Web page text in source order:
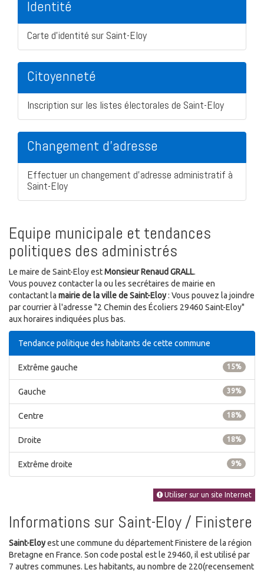
Identité
Carte d'identité sur Saint-Eloy
Citoyenneté
Inscription sur les listes électorales de Saint-Eloy
Changement d'adresse
Effectuer un changement d'adresse administratif à
Saint-Eloy
Equipe municipale et tendances
politiques des administrés
Le maire de Saint-Eloy estMonsieur Renaud GRALL.
Vous pouvez contacter la ou les secrétaires de mairie en
contactant la mairie de la ville de Saint-Eloy: Vous pouvez la joindre
par courrier à l'adresse "2 Chemin des Écoliers 29460 Saint-Eloy"
aux horaires indiquées plus bas.
Tendance politique des habitants de cette commune
15%
Extrême gauche
39%
Gauche
18%
Centre
18%
Droite
9%
Extrême droite
Utiliser sur un site Internet
Informations sur Saint-Eloy / Finistere
Saint-Eloyest une commune du département Finistere de la région
Bretagne en France. Son code postal est le 29460, il est utilisé par
7 autres communes. Les habitants, au nombre de 220(recensement